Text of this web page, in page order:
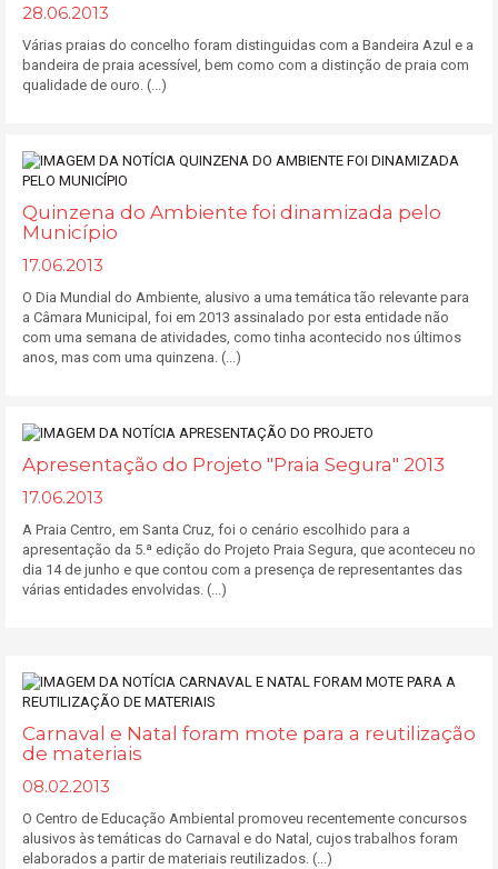
28.06.2013
Várias praias do concelho foram distinguidas com a Bandeira Azul e a
bandeira de praia acessível, bem como com a distinção de praia com
qualidade de ouro. (...)
Quinzena do Ambiente foi dinamizada pelo
Município
17.06.2013
O Dia Mundial do Ambiente, alusivo a uma temática tão relevante para
a Câmara Municipal, foi em 2013 assinalado por esta entidade não
com uma semana de atividades, como tinha acontecido nos últimos
anos, mas com uma quinzena. (...)
Apresentação do Projeto "Praia Segura" 2013
17.06.2013
A Praia Centro, em Santa Cruz, foi o cenário escolhido para a
apresentação da 5.ª edição do Projeto Praia Segura, que aconteceu no
dia 14 de junho e que contou com a presença de representantes das
várias entidades envolvidas. (...)
Carnaval e Natal foram mote para a reutilização
de materiais
08.02.2013
O Centro de Educação Ambiental promoveu recentemente concursos
alusivos às temáticas do Carnaval e do Natal, cujos trabalhos foram
elaborados a partir de materiais reutilizados. (...)